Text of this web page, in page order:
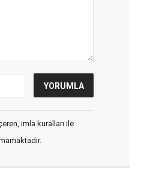
imla kuralları ile